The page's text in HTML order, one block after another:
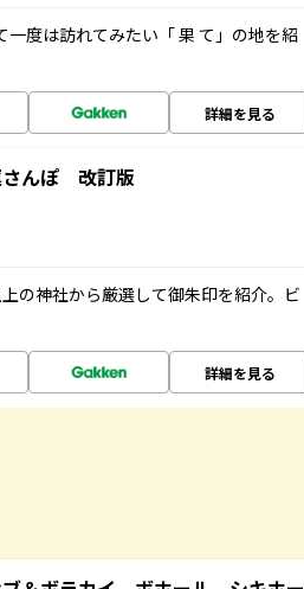
一度は訪れてみたい「 果 て」の地を紹
詳細を見る
んぽ 改訂版
の神社から厳選して御朱印を紹介。ビ
詳細を見る